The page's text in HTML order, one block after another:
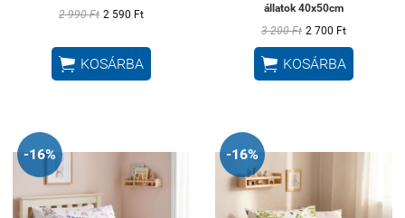
2 990 Ft 2 590 Ft
 KOSÁRBA
állatok 40x50cm
3 200 Ft 2 700 Ft
 KOSÁRBA
-16% -16%